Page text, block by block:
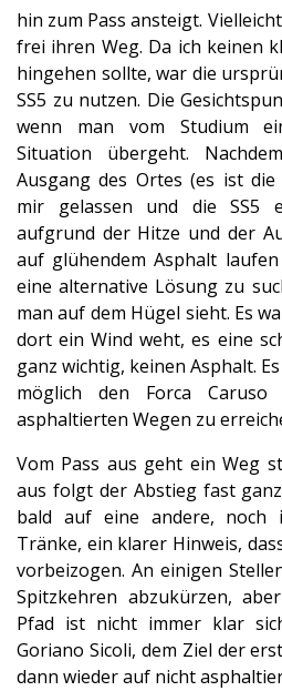
hin zum Pass ansteigt.
frei ihren Weg. Da ich keinen
hingehen sollte, war die
SS5 zu nutzen. Die
wenn man vom Studium
Situation übergeht.
Ausgang des Ortes (es ist
mir gelassen und die SS5
aufgrund der Hitze und der
auf glühendem Asphalt
eine alternative Lösung zu
man auf dem Hügel sieht. Es
dort ein Wind weht, es eine
ganz wichtig, keinen Asphalt.
möglich den Forca
asphaltierten Wegen zu
Vom Pass aus geht ein Weg
aus folgt der Abstieg fast
bald auf eine andere, noch
Tränke, ein klarer Hinweis,
vorbeizogen. An einigen
Spitzkehren abzukürzen,
Pfad ist nicht immer klar
Goriano Sicoli, dem Ziel der
dann wieder auf nicht